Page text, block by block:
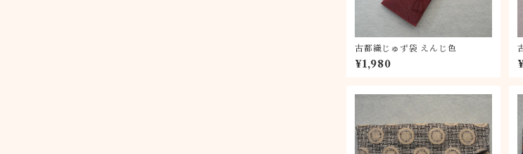
古都織じゅず袋 えんじ色
¥1,980